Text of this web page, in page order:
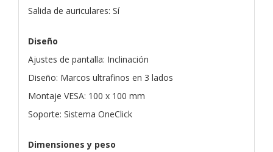
Salida de auriculares: Sí
Diseño
Ajustes de pantalla: Inclinación
Diseño: Marcos ultrafinos en 3 lados
Montaje VESA: 100 x 100 mm
Soporte: Sistema OneClick
Dimensiones y peso